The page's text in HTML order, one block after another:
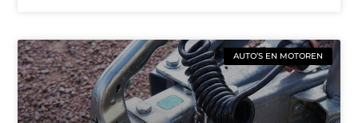
AUTO’S EN MOTOREN